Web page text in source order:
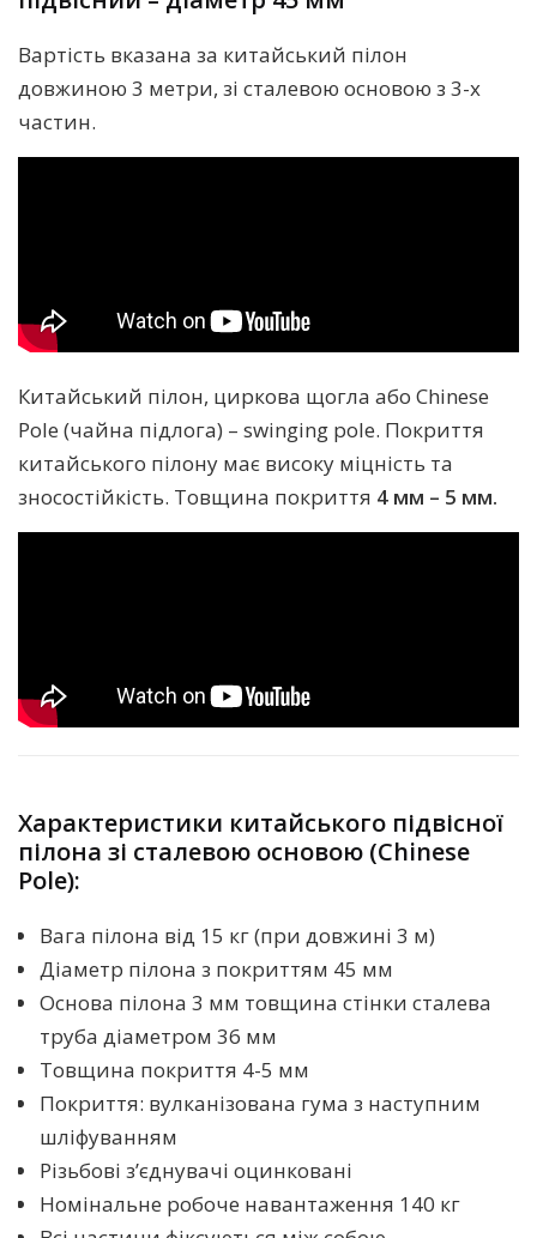
Вартість вказана за китайський пілон
довжиною 3 метри, зі сталевою основою з 3-х
частин.
Китайський пілон, циркова щогла або Chinese
Pole (чайна підлога) – swinging pole. Покриття
китайського пілону має високу міцність та
зносостійкість. Товщина покриття 4 мм – 5 мм.
Характеристики китайського підвісної
пілона зі сталевою основою (Chinese
Pole):
Вага пілона від 15 кг (при довжині 3 м)
Діаметр пілона з покриттям 45 мм
Основа пілона 3 мм товщина стінки сталева
труба діаметром 36 мм
Товщина покриття 4-5 мм
Покриття: вулканізована гума з наступним
шліфуванням
Різьбові з’єднувачі оцинковані
Номінальне робоче навантаження 140 кг